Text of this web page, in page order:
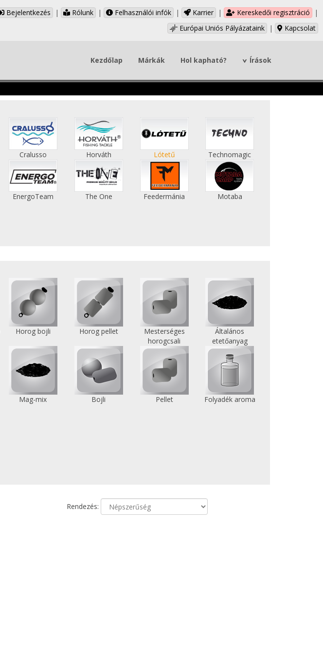
Bejelentkezés | Rólunk | Felhasználói infók | Karrier | Kereskedői regisztráció
|
Európai Uniós Pályázataink
| Kapcsolat
Kezdőlap Márkák Hol kapható? Írások
Cralusso Horváth Lótetű Technomagic
EnergoTeam The One Feedermánia Motaba
Horog bojli Horog pellet
Mesterséges
horogcsali
Általános
etetőanyag
Mag-mix Bojli Pellet Folyadék aroma
Rendezés: